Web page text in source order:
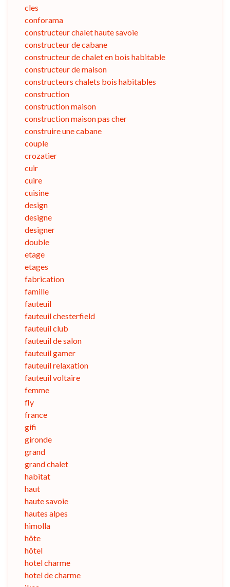
cles
conforama
constructeur chalet haute savoie
constructeur de cabane
constructeur de chalet en bois habitable
constructeur de maison
constructeurs chalets bois habitables
construction
construction maison
construction maison pas cher
construire une cabane
couple
crozatier
cuir
cuire
cuisine
design
designe
designer
double
etage
etages
fabrication
famille
fauteuil
fauteuil chesterfield
fauteuil club
fauteuil de salon
fauteuil gamer
fauteuil relaxation
fauteuil voltaire
femme
fly
france
gifi
gironde
grand
grand chalet
habitat
haut
haute savoie
hautes alpes
himolla
hôte
hôtel
hotel charme
hotel de charme